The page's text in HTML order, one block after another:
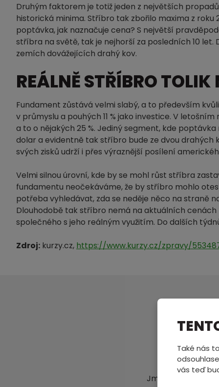
Druhým faktorem je totiž jeden z největších
historická minima. Stříbro tak zbořilo maxima z
poptávka, jak naznačuje cena? S největší
stříbra na světě, tak je nejhorší za posledních 10
zemích dovážejících drahý kov.
REÁLNĚ STŘÍBRO
Fundament zůstává velmi slabý, a to především
v průmyslu a pouhých 11 % jako investice. V
a to o nějakých 25 %. Jediný segment, kde
dolar a evidentně tak stříbro bude ze dvou drahých
svých zisků udrží i přes výraznější posílení
Velmi silnou úrovní, kde by se mohl růst stříbra
fundamentu neočekáváme, že by stříbro mohlo
potřeba vyhledávat, zda se neděje něco na straně
Dlouhodobě tak stříbro nemá na aktuálních
společného s jeho reálným využitím. Do dalších
Zdroj: kurzy.cz, https://www.kurzy.cz/zpravy/
Jméno a příjmení
Také nás
vás teď